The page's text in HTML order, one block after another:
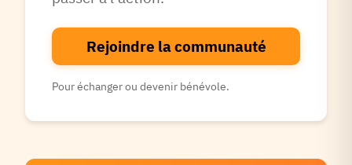
Rejoindre la communauté
Pour échanger ou devenir bénévole.